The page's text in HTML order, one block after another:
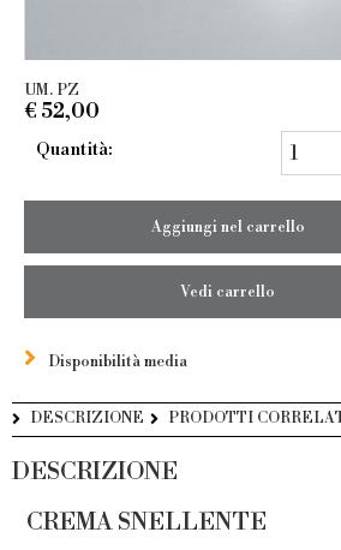
UM. PZ
€ 52,00
Quantità:
Aggiungi nel carrello
Vedi carrello
Disponibilità media
DESCRIZIONE PRODOTTI
DESCRIZIONE
CREMA SNELLENTE